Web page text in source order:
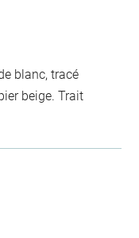
blanc, tracé
beige. Trait